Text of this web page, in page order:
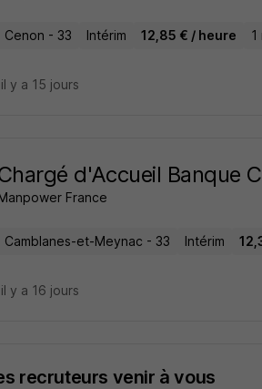
Cenon - 33 Intérim 12,85 € / heure 1
il y a 15 jours
d'Accueil Banque
France
Camblanes-et-Meynac - 33 Intérim
il y a 16 jours
recruteurs venir à vous